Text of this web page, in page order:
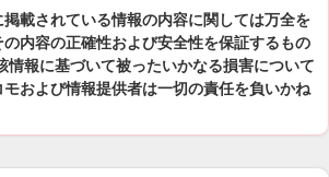
載されている情報の内容に関しては万全を
内容の正確性および安全性を保証するもの
情報に基づいて被ったいかなる損害について
および情報提供者は一切の責任を負いかね